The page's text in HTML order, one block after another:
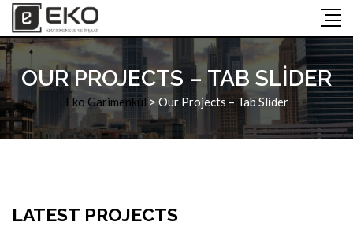
OUR PROJECTS – TAB SLIDER
Eko Garimenkul > Our Projects – Tab Slider
LATEST PROJECTS